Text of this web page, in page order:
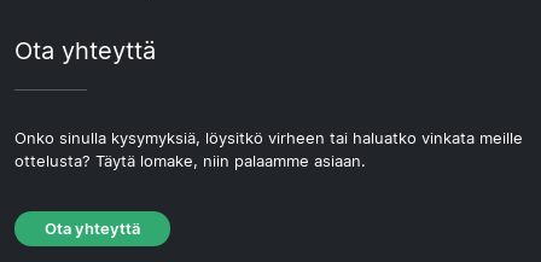
Ota yhteyttä
Onko sinulla kysymyksiä, löysitkö virheen tai haluatko vinkata meille
ottelusta? Täytä lomake, niin palaamme asiaan.
Ota yhteyttä